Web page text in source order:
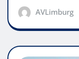
AVLimburg